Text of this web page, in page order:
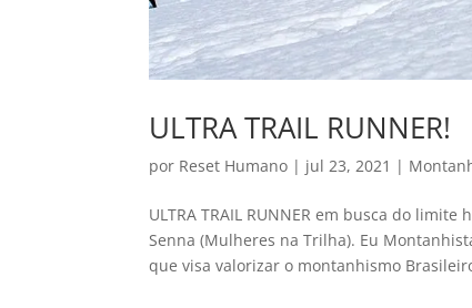
ULTRA TRAIL RUNNER!
por Reset Humano | jul 23, 2021 |
ULTRA TRAIL RUNNER em busca do
Senna (Mulheres na Trilha). Eu
que visa valorizar o montanhismo